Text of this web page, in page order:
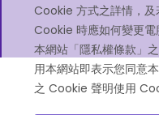
Cookie 方式之詳情，及
Cookie 時應如何變更
本網站「隱私權條款」
用本網站即表示您同意
之 Cookie 聲明使用